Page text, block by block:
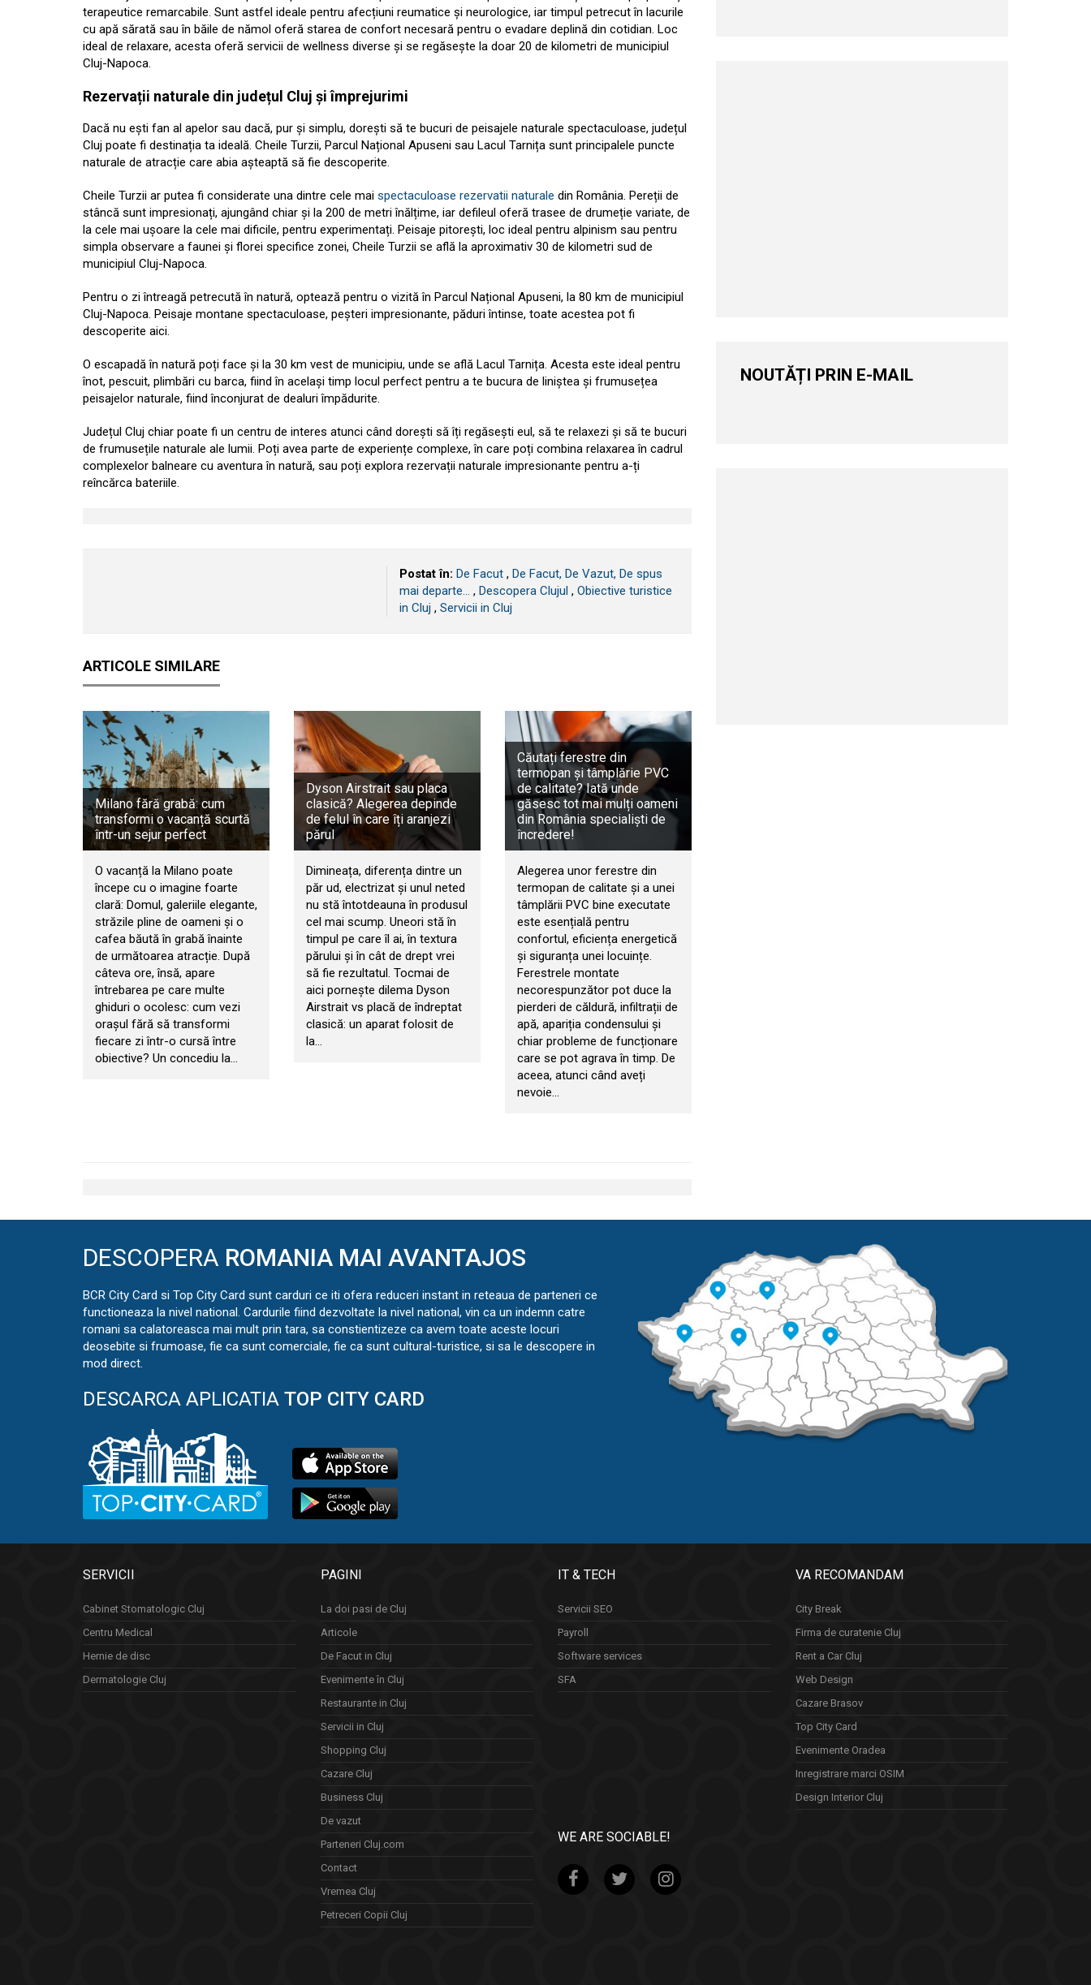
terapeutice remarcabile. Sunt astfel ideale pentru afecțiuni reumatice și neurologice, iar timpul petrecut în lacurile
cu apă sărată sau în băile de nămol oferă starea de confort necesară pentru o evadare deplină din cotidian. Loc
ideal de relaxare, acesta oferă servicii de wellness diverse și se regăsește la doar 20 de kilometri de municipiul
Cluj-Napoca.
Rezervații naturale din județul Cluj și împrejurimi
Dacă nu ești fan al apelor sau dacă, pur și simplu, dorești să te bucuri de peisajele naturale spectaculoase, județul
Cluj poate fi destinația ta ideală. Cheile Turzii, Parcul Național Apuseni sau Lacul Tarnița sunt principalele puncte
naturale de atracție care abia așteaptă să fie descoperite.
Cheile Turzii ar putea fi considerate una dintre cele mai spectaculoase rezervatii naturale din România. Pereții de
stâncă sunt impresionați, ajungând chiar și la 200 de metri înălțime, iar defileul oferă trasee de drumeție variate, de
la cele mai ușoare la cele mai dificile, pentru experimentați. Peisaje pitorești, loc ideal pentru alpinism sau pentru
simpla observare a faunei și florei specifice zonei, Cheile Turzii se află la aproximativ 30 de kilometri sud de
municipiul Cluj-Napoca.
Pentru o zi întreagă petrecută în natură, optează pentru o vizită în Parcul Național Apuseni, la 80 km de municipiul
Cluj-Napoca. Peisaje montane spectaculoase, peșteri impresionante, păduri întinse, toate acestea pot fi
descoperite aici.
O escapadă în natură poți face și la 30 km vest de municipiu, unde se află Lacul Tarnița. Acesta este ideal pentru
înot, pescuit, plimbări cu barca, fiind în același timp locul perfect pentru a te bucura de liniștea și frumusețea
peisajelor naturale, fiind înconjurat de dealuri împădurite.
Județul Cluj chiar poate fi un centru de interes atunci când dorești să îți regăsești eul, să te relaxezi și să te bucuri
de frumusețile naturale ale lumii. Poți avea parte de experiențe complexe, în care poți combina relaxarea în cadrul
complexelor balneare cu aventura în natură, sau poți explora rezervații naturale impresionante pentru a-ți
reîncărca bateriile.
Postat în: De Facut , De Facut, De Vazut, De spus
mai departe... , Descopera Clujul , Obiective turistice
in Cluj , Servicii in Cluj
ARTICOLE SIMILARE
Milano fără grabă: cum
transformi o vacanță scurtă
într-un sejur perfect
O vacanță la Milano poate
începe cu o imagine foarte
clară: Domul, galeriile elegante,
străzile pline de oameni și o
cafea băută în grabă înainte
de următoarea atracție. După
câteva ore, însă, apare
întrebarea pe care multe
ghiduri o ocolesc: cum vezi
orașul fără să transformi
fiecare zi într-o cursă între
obiective? Un concediu la…
Dyson Airstrait sau placa
clasică? Alegerea depinde
de felul în care îți aranjezi
părul
Dimineața, diferența dintre un
păr ud, electrizat și unul neted
nu stă întotdeauna în produsul
cel mai scump. Uneori stă în
timpul pe care îl ai, în textura
părului și în cât de drept vrei
să fie rezultatul. Tocmai de
aici pornește dilema Dyson
Airstrait vs placă de îndreptat
clasică: un aparat folosit de
la…
Căutați ferestre din
termopan și tâmplărie PVC
de calitate? Iată unde
găsesc tot mai mulți oameni
din România specialiști de
încredere!
Alegerea unor ferestre din
termopan de calitate și a unei
tâmplării PVC bine executate
este esențială pentru
confortul, eficiența energetică
și siguranța unei locuințe.
Ferestrele montate
necorespunzător pot duce la
pierderi de căldură, infiltrații de
apă, apariția condensului și
chiar probleme de funcționare
care se pot agrava în timp. De
aceea, atunci când aveți
nevoie…
NOUTĂȚI PRIN E-MAIL
DESCOPERA ROMANIA MAI AVANTAJOS
BCR City Card si Top City Card sunt carduri ce iti ofera reduceri instant in reteaua de parteneri ce
functioneaza la nivel national. Cardurile fiind dezvoltate la nivel national, vin ca un indemn catre
romani sa calatoreasca mai mult prin tara, sa constientizeze ca avem toate aceste locuri
deosebite si frumoase, fie ca sunt comerciale, fie ca sunt cultural-turistice, si sa le descopere in
mod direct.
DESCARCA APLICATIA TOP CITY CARD
SERVICII
Cabinet Stomatologic Cluj
Centru Medical
Hernie de disc
Dermatologie Cluj
PAGINI
La doi pasi de Cluj
Articole
De Facut in Cluj
Evenimente în Cluj
Restaurante in Cluj
Servicii in Cluj
Shopping Cluj
Cazare Cluj
Business Cluj
De vazut
Parteneri Cluj.com
Contact
Vremea Cluj
Petreceri Copii Cluj
IT & TECH
Servicii SEO
Payroll
Software services
SFA
VA RECOMANDAM
City Break
Firma de curatenie Cluj
Rent a Car Cluj
Web Design
Cazare Brasov
Top City Card
Evenimente Oradea
Inregistrare marci OSIM
Design Interior Cluj
WE ARE SOCIABLE!